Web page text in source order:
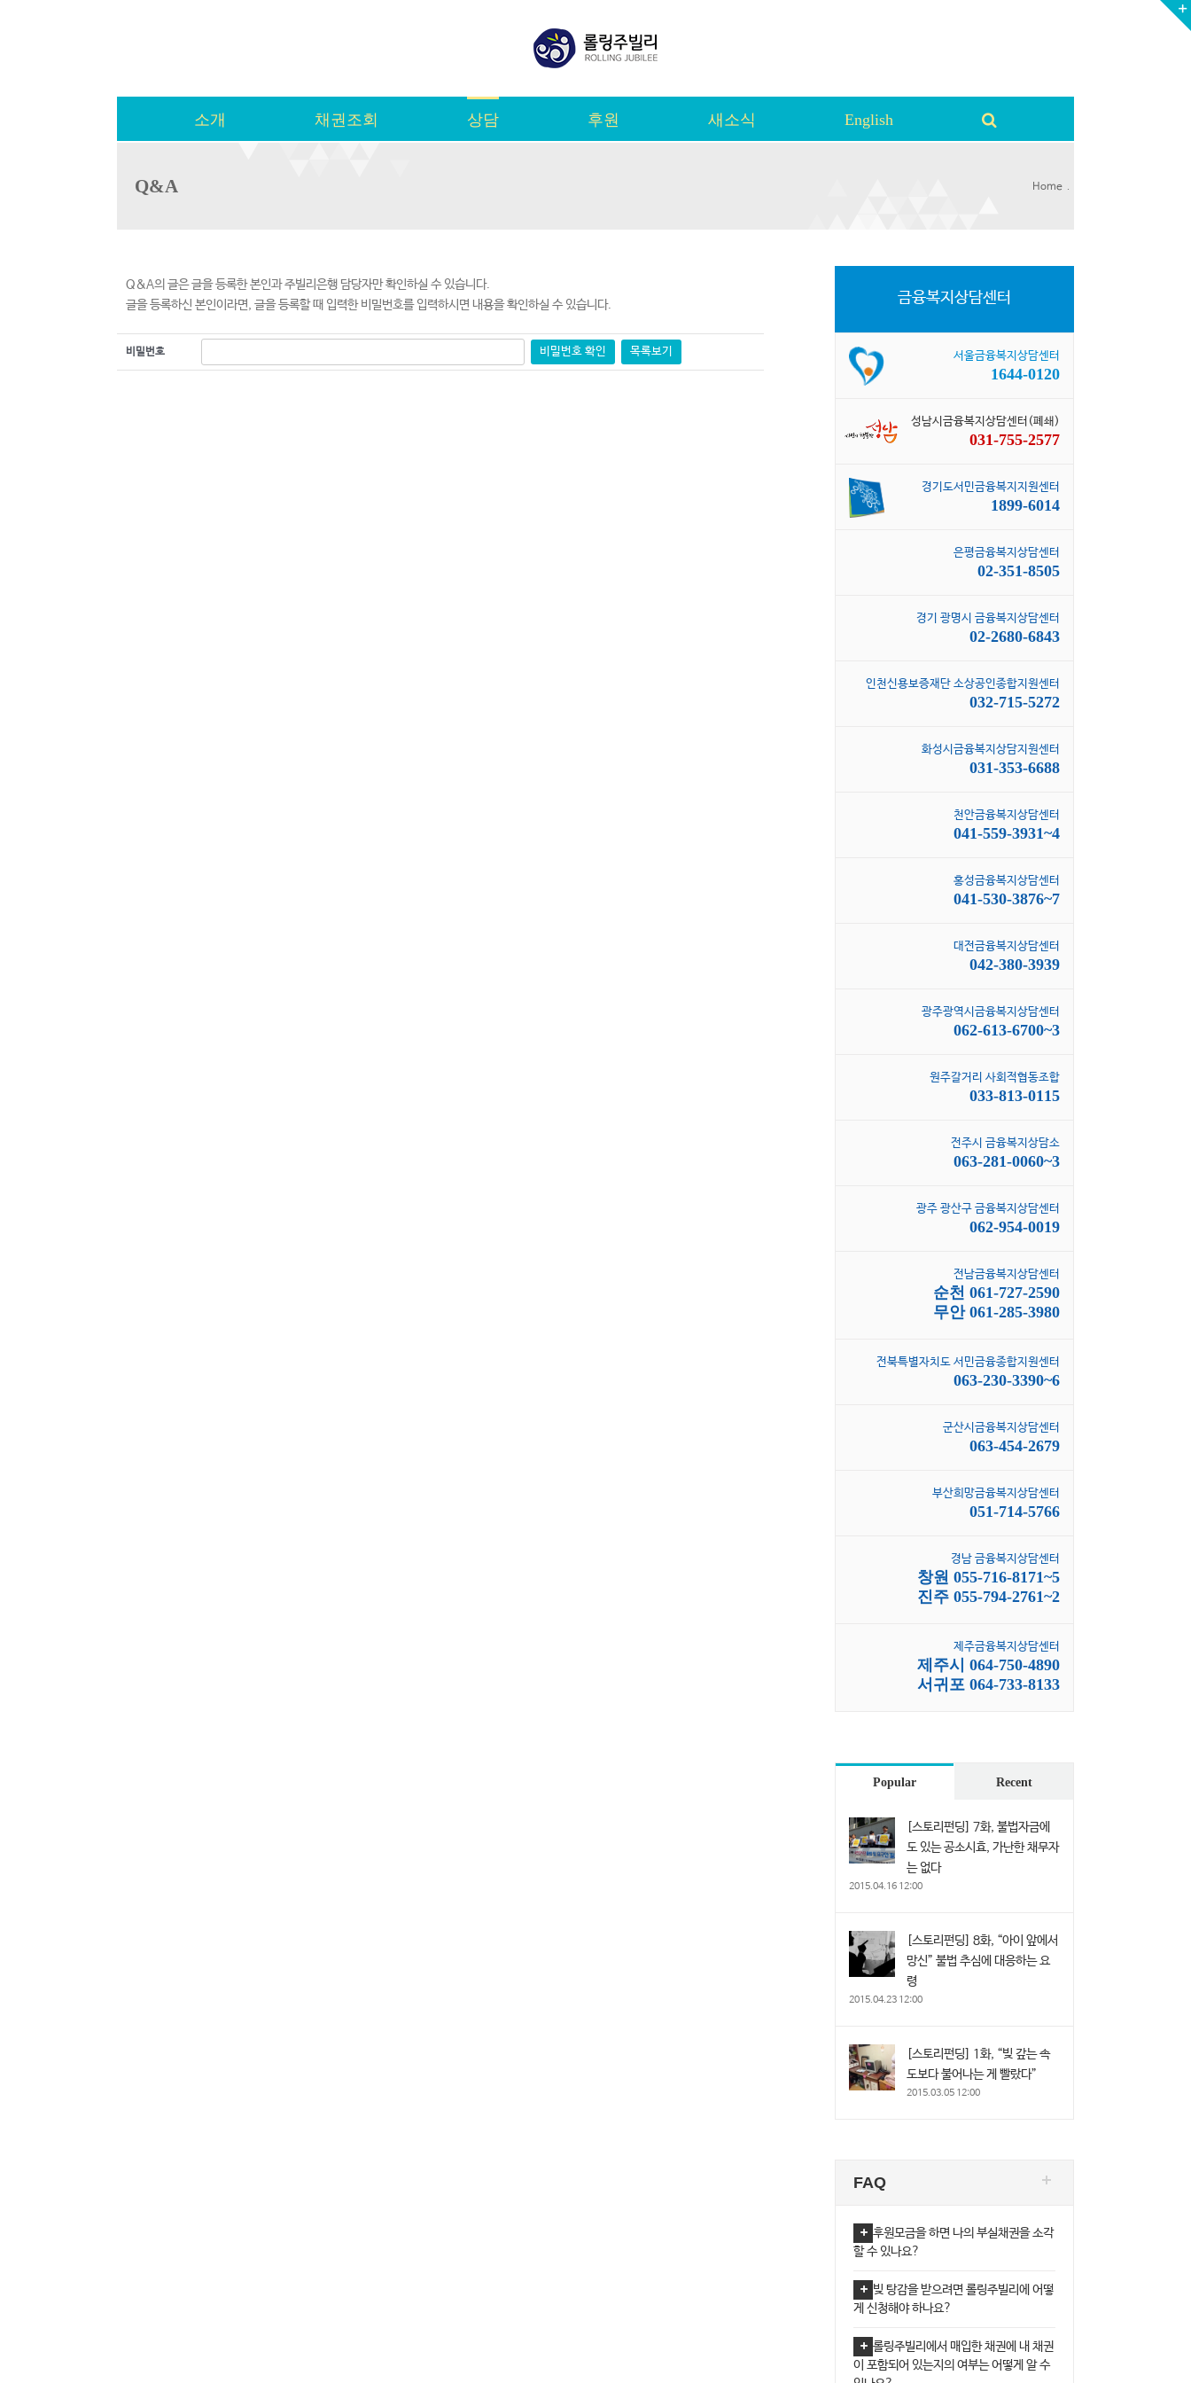
소개 채권조회 상담 후원 새소식 English
Q&A Home
Q&A의 글은 글을 등록한 본인과 주빌리은행 담당자만 확인하실 수 있습니다.
글을 등록하신 본인이라면, 글을 등록할 때 입력한 비밀번호를 입력하시면 내용을 확인하실 수 있습니다.
비밀번호 비밀번호 확인 목록보기
금융복지상담센터
서울금융복지상담센터
1644-0120
성남시금융복지상담센터(폐쇄)
031-755-2577
경기도서민금융복지지원센터
1899-6014
은평금융복지상담센터
02-351-8505
경기 광명시 금융복지상담센터
02-2680-6843
인천신용보증재단 소상공인종합지원센터
032-715-5272
화성시금융복지상담지원센터
031-353-6688
천안금융복지상담센터
041-559-3931~4
홍성금융복지상담센터
041-530-3876~7
대전금융복지상담센터
042-380-3939
광주광역시금융복지상담센터
062-613-6700~3
원주갈거리 사회적협동조합
033-813-0115
전주시 금융복지상담소
063-281-0060~3
광주 광산구 금융복지상담센터
062-954-0019
전남금융복지상담센터
순천 061-727-2590
무안 061-285-3980
전북특별자치도 서민금융종합지원센터
063-230-3390~6
군산시금융복지상담센터
063-454-2679
부산희망금융복지상담센터
051-714-5766
경남 금융복지상담센터
창원 055-716-8171~5
진주 055-794-2761~2
제주금융복지상담센터
제주시 064-750-4890
서귀포 064-733-8133
Popular Recent
[스토리펀딩] 7화, 불법자금에
도 있는 공소시효, 가난한 채무자
는 없다
2015.04.16 12:00
[스토리펀딩] 8화, “아이 앞에서
망신” 불법 추심에 대응하는 요
령
2015.04.23 12:00
[스토리펀딩] 1화, “빚 갚는 속
도보다 불어나는 게 빨랐다”
2015.03.05 12:00
FAQ
후원모금을 하면 나의 부실채권을 소각
할 수 있나요?
빚 탕감을 받으려면 롤링주빌리에 어떻
게 신청해야 하나요?
롤링주빌리에서 매입한 채권에 내 채권
이 포함되어 있는지의 여부는 어떻게 알 수